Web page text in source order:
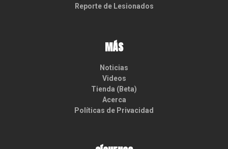
Reporte de Lesionados
MÁS
Noticias
Videos
Tienda (Beta)
Acerca
Políticas de Privacidad